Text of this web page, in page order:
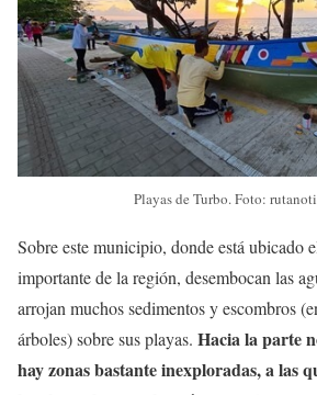
Playas de Turbo. Foto:
Sobre este municipio, donde está ubicado
importante de la región, desembocan las
arrojan muchos sedimentos y escombros
árboles) sobre sus playas. Hacia la parte
hay zonas bastante inexploradas, a las